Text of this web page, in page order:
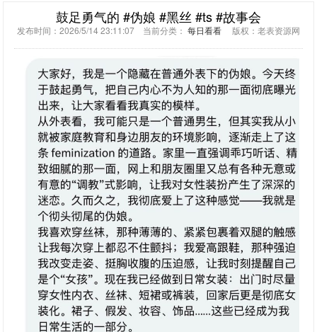
鼓足勇气的 #伪娘 #黑丝 #ts #故事会
发布时间：2026/5/14 23:11:07 当前分类： 每日看看 版权：老表资源网